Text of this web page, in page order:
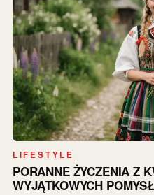
LIFESTYLE
PORANNE ŻYCZENIA Z
WYJĄTKOWYCH